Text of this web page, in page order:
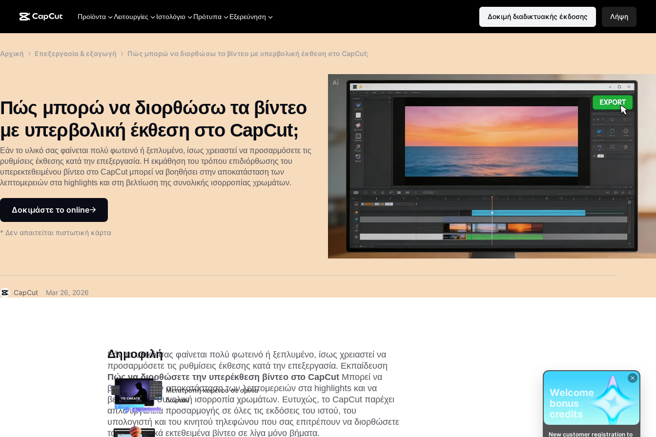
Προϊόντα Λειτουργίες Ιστολόγιο Πρότυπα Εξερεύνηση Δοκιμή διαδικτυακής έκδοσης Λήψη
Αρχική Επεξεργασία & εξαγωγή Πώς μπορώ να διορθώσω τα βίντεο με υπερβολική έκθεση στο CapCut;
Πώς μπορώ να διορθώσω τα βίντεο
με υπερβολική έκθεση στο CapCut;
Εάν το υλικό σας φαίνεται πολύ φωτεινό ή ξεπλυμένο, ίσως χρειαστεί να προσαρμόσετε τις
ρυθμίσεις έκθεσης κατά την επεξεργασία. Η εκμάθηση του τρόπου επιδιόρθωσης του
υπερεκτεθειμένου βίντεο στο CapCut μπορεί να βοηθήσει στην αποκατάσταση των
λεπτομερειών στα highlights και στη βελτίωση της συνολικής ισορροπίας χρωμάτων.
Δοκιμάστε το online
* Δεν απαιτείται πιστωτική κάρτα
CapCut Mar 26, 2026
Εάν το υλικό σας φαίνεται πολύ φωτεινό ή ξεπλυμένο, ίσως χρειαστεί να
Πώς να διορθώσετε την υπερέκθεση βίντεο στο CapCut Μπορεί να
βοηθήσει στην αποκατάσταση των λεπτομερειών στα highlights και να
βελτιώσει τη συνολική ισορροπία χρωμάτων. Ευτυχώς, το CapCut παρέχει
απλά εργαλεία προσαρμογής σε όλες τις εκδόσεις του ιστού, του
υπολογιστή και του κινητού τηλεφώνου που σας επιτρέπουν να διορθώσετε
τα υπερβολικά εκτεθειμένα βίντεο σε λίγα μόνο βήματα.
Δημοφιλή
Μετατροπή κειμένου σε ομιλία
δωρεάν
Welcome
bonus
credits
New customer registration to